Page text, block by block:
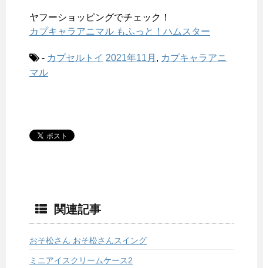
ヤフーショッピングでチェック！
カプキャラアニマル もふっと！ハムスター
- カプセルトイ 2021年11月 , カプキャラアニ
マル
関連記事
おそ松さん おそ松さんスイング
ミニアイスクリームケース2